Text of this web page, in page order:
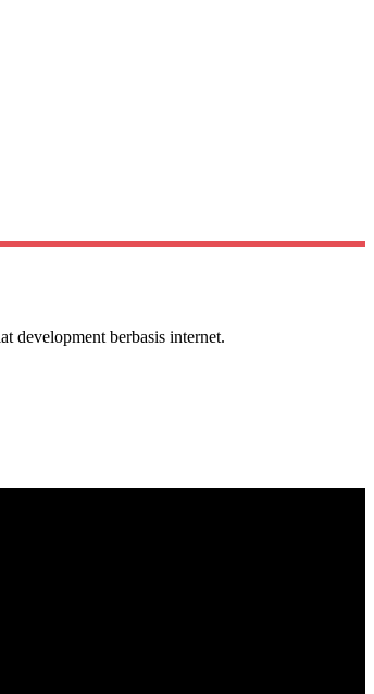
development berbasis internet.